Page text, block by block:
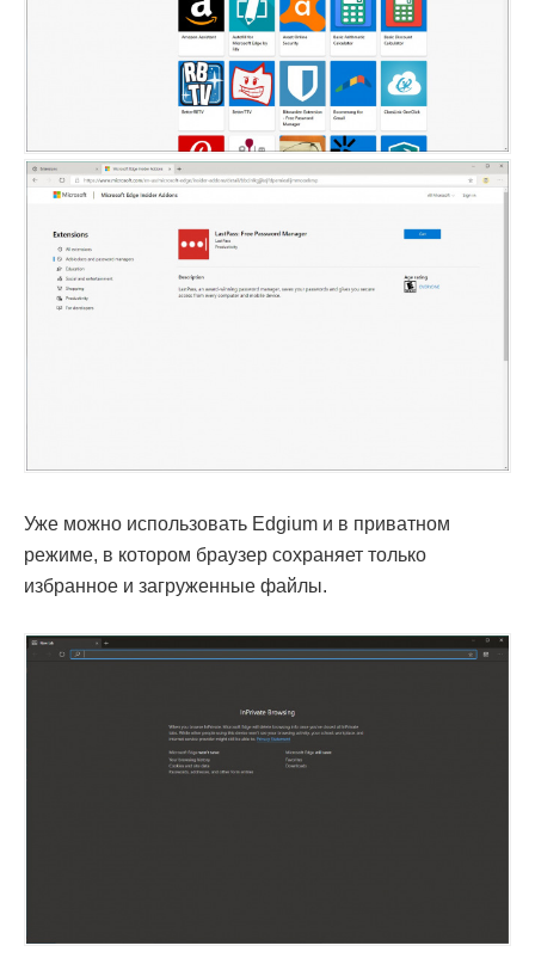
Уже можно использовать Edgium и в приватном
режиме, в котором браузер сохраняет только
избранное и загруженные файлы.